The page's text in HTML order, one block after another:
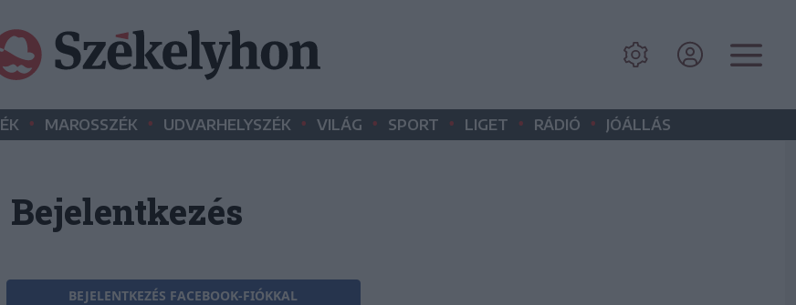
• MAROSSZÉK • UDVARHELYSZÉK • VILÁG • SPORT • LIGET • RÁDIÓ • JÓÁLLÁS
Bejelentkezés
BEJELENTKEZÉS FACEBOOK-FIÓKKAL